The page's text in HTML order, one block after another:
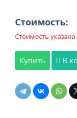
Стоимость:
Стоимость
Купить В